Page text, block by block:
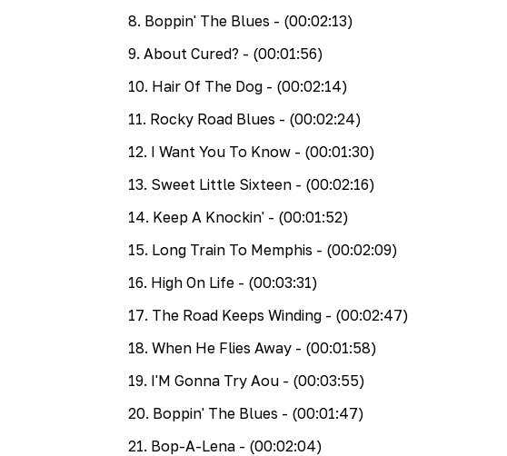
8. Boppin' The Blues - (00:02:13)
9. About Cured? - (00:01:56)
10. Hair Of The Dog- (00:02:14)
11. Rocky Road Blues - (00:02:24)
12. I Want You To Know- (00:01:30)
13. Sweet Little Sixteen- (00:02:16)
14. Keep A Knockin'- (00:01:52)
15. Long Train To Memphis - (00:02:09)
16. High On Life- (00:03:31)
17. The Road Keeps Winding- (00:02:47)
18. When He Flies Away- (00:01:58)
19. I'M Gonna Try Aou- (00:03:55)
20. Boppin' The Blues - (00:01:47)
21. Bop-A-Lena- (00:02:04)